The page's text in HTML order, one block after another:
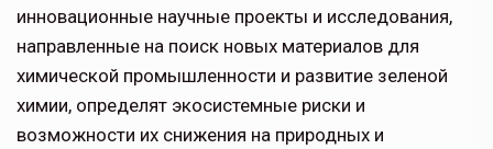
инновационные научные проекты и исследования,
направленные на поиск новых материалов для
химической промышленности и развитие зеленой
химии, определят экосистемные риски и
возможности их снижения на природных и